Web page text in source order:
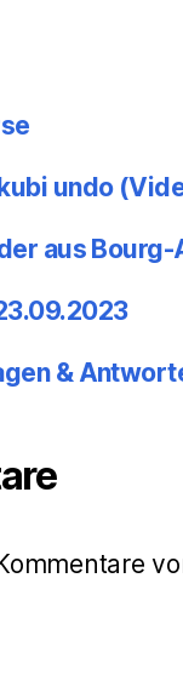
undo
aus
&